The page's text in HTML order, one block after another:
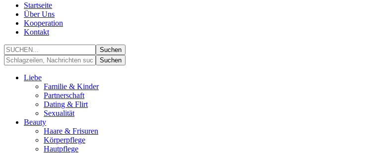
Startseite
Über Uns
Kooperation
Kontakt
Liebe
Familie & Kinder
Partnerschaft
Dating & Flirt
Sexualität
Beauty
Haare & Frisuren
Körperpflege
Hautpflege